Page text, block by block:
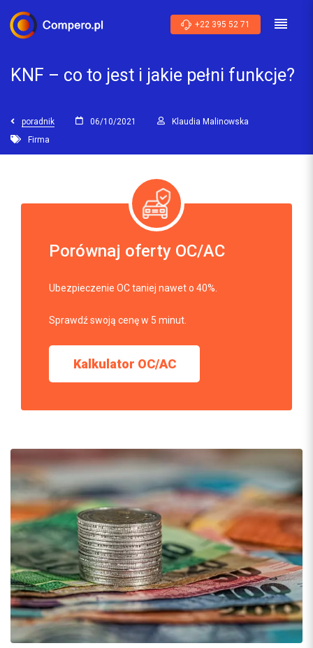
+22 395 52 71
KNF – co to jest i jakie pełni funkcje?
poradnik 06/10/2021
Klaudia Malinowska
Firma
Porównaj oferty OC/AC
Ubezpieczenie OC taniej nawet o 40%.
Sprawdź swoją cenę w 5 minut.
Kalkulator OC/AC